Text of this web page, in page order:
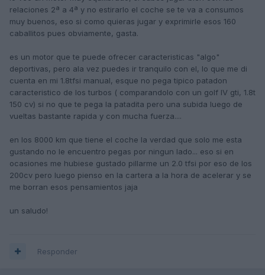
relaciones 2ª a 4ª y no estirarlo el coche se te va a consumos
muy buenos, eso si como quieras jugar y exprimirle esos 160
caballitos pues obviamente, gasta.
es un motor que te puede ofrecer caracteristicas "algo"
deportivas, pero ala vez puedes ir tranquilo con el, lo que me di
cuenta en mi 1.8tfsi manual, esque no pega tipico patadon
caracteristico de los turbos ( comparandolo con un golf IV gti, 1.8t
150 cv) si no que te pega la patadita pero una subida luego de
vueltas bastante rapida y con mucha fuerza....
en los 8000 km que tiene el coche la verdad que solo me esta
gustando no le encuentro pegas por ningun lado... eso si en
ocasiones me hubiese gustado pillarme un 2.0 tfsi por eso de los
200cv pero luego pienso en la cartera a la hora de acelerar y se
me borran esos pensamientos jaja
un saludo!
Responder